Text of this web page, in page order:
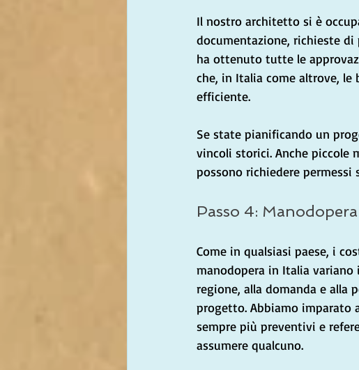
Il nostro architetto si è
documentazione, richieste di
ha ottenuto tutte le
che, in Italia come altrove,
efficiente.
Se state pianificando un
vincoli storici. Anche piccole
possono richiedere permessi
Passo 4: Manodopera
Come in qualsiasi paese, i
manodopera in Italia variano
regione, alla domanda e alla
progetto. Abbiamo imparato
sempre più preventivi e
assumere qualcuno.